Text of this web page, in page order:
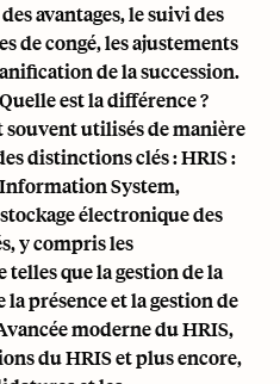
avantages, le suivi des
de congé, les ajustements
de la succession.
est la différence ?
souvent utilisés de manière
distinctions clés : HRIS :
System,
électronique des
y compris les
que la gestion de la
présence et la gestion de
moderne du HRIS,
du HRIS et plus encore,